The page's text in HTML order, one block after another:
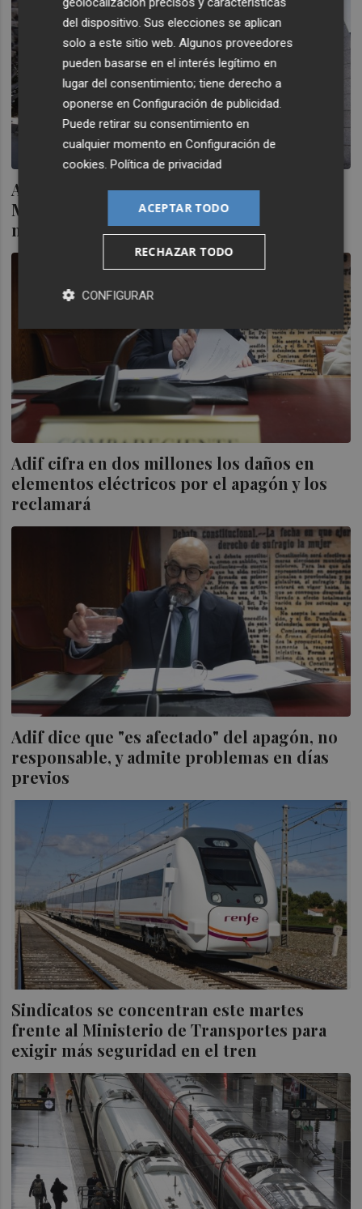
Adif acuerda suprimir último servicio del
Madrid-Barcelona y extender trayecto 25
minutos
Adif cifra en dos millones los daños en
elementos eléctricos por el apagón y los
reclamará
Adif dice que "es afectado" del apagón, no
responsable, y admite problemas en días
previos
Sindicatos se concentran este martes
frente al Ministerio de Transportes para
exigir más seguridad en el tren
del dispositivo. Sus elecciones se aplican
solo a este sitio web. Algunos proveedores
pueden basarse en el interés legítimo en
lugar del consentimiento; tiene derecho a
oponerse enConfiguración de publicidad.
Puede retirar su consentimiento en
cualquier momento enConfiguración de
cookies.Política de privacidad
ACEPTAR TODO
RECHAZAR TODO
CONFIGURAR